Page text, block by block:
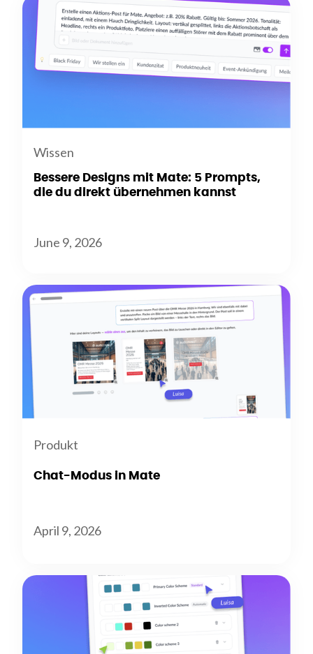
Wissen
Bessere Designs mit Mate: 5 Prompts,
die du direkt übernehmen kannst
June 9, 2026
Produkt
Chat-Modus in Mate
April 9, 2026